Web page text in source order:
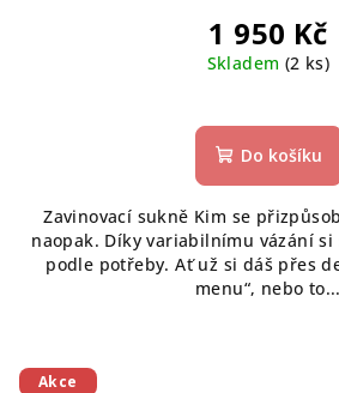
1 950 Kč
Skladem (2 ks)
Do košíku
Zavinovací sukně Kim se
naopak. Díky variabilnímu vázání
podle potřeby. Ať už si dáš přes
menu“, nebo to...
Akce